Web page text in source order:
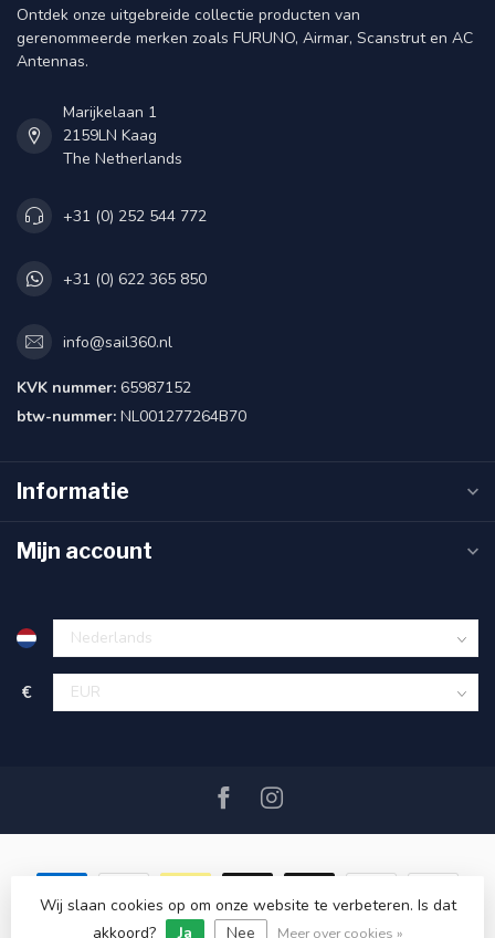
Ontdek onze uitgebreide collectie producten van
gerenommeerde merken zoals FURUNO, Airmar, Scanstrut en AC
Antennas.
Marijkelaan 1
2159LN Kaag
The Netherlands
+31 (0) 252 544 772
+31 (0) 622 365 850
info@sail360.nl
KVK nummer: 65987152
btw-nummer: NL001277264B70
Informatie
Mijn account
€
© Copyright 2026 SAIL360 watersport and boat equipment
Wij slaan cookies op om onze website te verbeteren. Is dat
akkoord?
Ja Nee Meer over cookies »